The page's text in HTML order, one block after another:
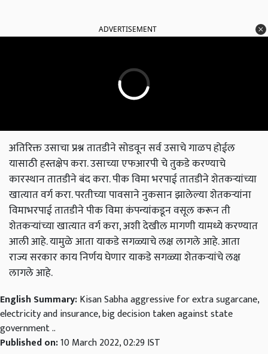
ADVERTISEMENT
अतिरिक्त उसाचा प्रश्न तातडीने सोडवून सर्व उसाचे गाळप होईल
यासाठी हस्तक्षेप करा. उसाच्या एफआरपी चे तुकडे करण्याचे
कारस्थान तातडीने बंद करा. पीक विमा भरपाई तातडीने शेतकऱ्यांच्या
खात्यात वर्ग करा. परतीच्या पावसाने नुकसान झालेल्या शेतकऱ्यांना
विमाभरपाई तातडीने पीक विमा कंपन्यांकडून वसूल करून ती
शेतकऱ्यांच्या खात्यात वर्ग करा, अशी देखील मागणी यामध्ये करण्यात
आली आहे. यामुळे आता याकडे सगळ्याचे लक्ष लागले आहे. आता
राज्य सरकार काय निर्णय घेणार याकडे सगळ्या शेतकऱ्यांचे लक्ष
लागले आहे.
English Summary:Kisan Sabha aggressive for extra sugarcane,
electricity and insurance, big decision taken against state
government ..
Published on:10 March 2022, 02:29 IST